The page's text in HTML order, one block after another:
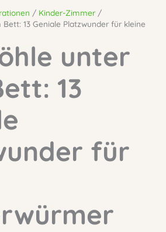
Kinder-Zimmer
13 Geniale Platzwunder für kleine
unter
13
für